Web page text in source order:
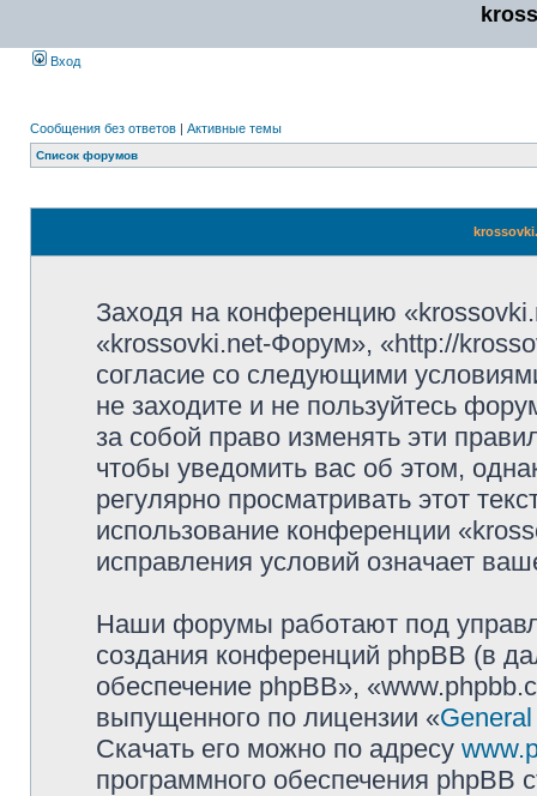
Вход
Сообщения без ответов | Активные темы
Список форумов
Заходя на конференцию
«krossovki.net-Форум», «http://
согласие со следующими
не заходите и не пользуйтесь
за собой право изменять эти
чтобы уведомить вас об этом,
регулярно просматривать этот
использование конференции
исправления условий означает
Наши форумы работают под
создания конференций phpBB (в
обеспечение phpBB»,
выпущенного по лицензии «
Скачать его можно по адресу
программного обеспечения phpBB